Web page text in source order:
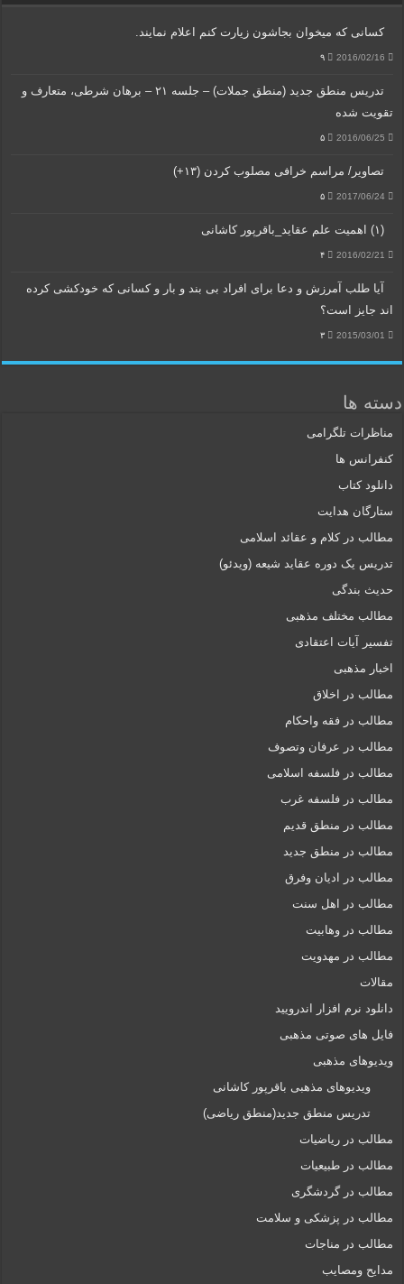
کسانی که میخوان بجاشون زیارت کنم اعلام نمایند.
2016/02/16 ۹
تدریس منطق جدید (منطق جملات) – جلسه ۲۱ – برهان شرطی، متعارف و
تقویت شده
2016/06/25 ۵
تصاویر/ مراسم خرافی مصلوب کردن (۱۳+)
2017/06/24 ۵
(۱) اهمیت علم عقاید_باقرپور کاشانی
2016/02/21 ۴
آیا طلب آمرزش و دعا برای افراد بی بند و بار و کسانی که خودکشی کرده
اند جایز است؟
2015/03/01 ۳
دسته ها
مناظرات تلگرامی
کنفرانس ها
دانلود کتاب
ستارگان هدایت
مطالب در کلام و عقائد اسلامی
تدریس یک دوره عقاید شیعه (ویدئو)
حدیث بندگی
مطالب مختلف مذهبی
تفسیر آیات اعتقادی
اخبار مذهبی
مطالب در اخلاق
مطالب در فقه واحکام
مطالب در عرفان وتصوف
مطالب در فلسفه اسلامی
مطالب در فلسفه غرب
مطالب در منطق قدیم
مطالب در منطق جدید
مطالب در ادیان وفرق
مطالب در اهل سنت
مطالب در وهابیت
مطالب در مهدویت
مقالات
دانلود نرم افزار اندرویید
فایل های صوتی مذهبی
ویدیوهای مذهبی
ویدیوهای مذهبی باقرپور کاشانی
تدریس منطق جدید(منطق ریاضی)
مطالب در ریاضیات
مطالب در طبیعیات
مطالب در گردشگری
مطالب در پزشکی و سلامت
مطالب در مناجات
مدایح ومصایب